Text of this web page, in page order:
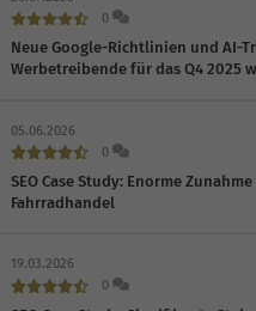
0
Neue Google-Richtlinien und AI-
Werbetreibende für das Q4 2025
05.06.2026
0
SEO Case Study: Enorme
Fahrradhandel
19.03.2026
0